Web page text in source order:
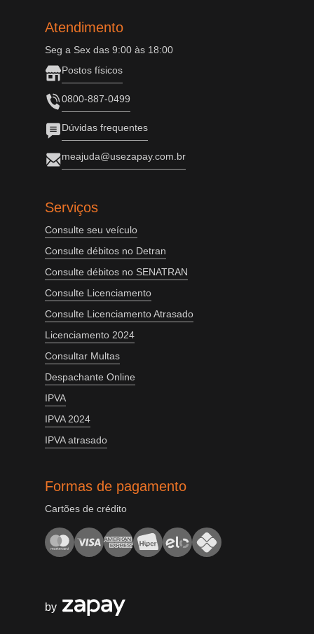
Atendimento
Seg a Sex das 9:00 às 18:00
Postos físicos
0800-887-0499
Dúvidas frequentes
meajuda@usezapay.com.br
Serviços
Consulte seu veículo
Consulte débitos no Detran
Consulte débitos no SENATRAN
Consulte Licenciamento
Consulte Licenciamento Atrasado
Licenciamento 2024
Consultar Multas
Despachante Online
IPVA
IPVA 2024
IPVA atrasado
Formas de pagamento
Cartões de crédito
by